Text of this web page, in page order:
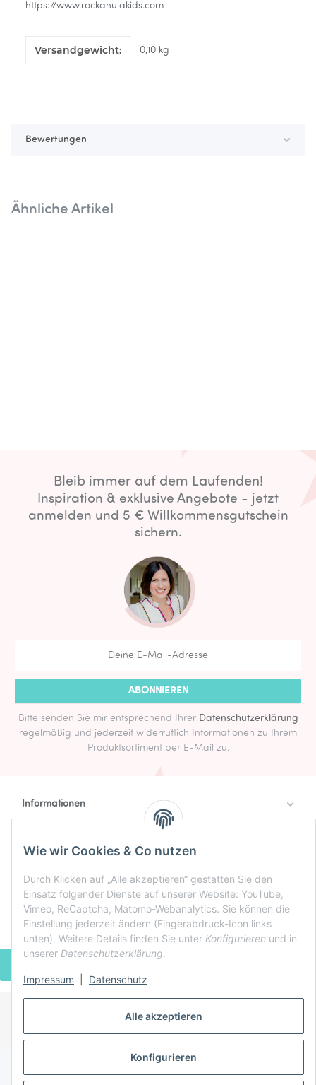
Alle akzeptieren
Konfigurieren
Wie wir Cookies & Co nutzen
Durch Klicken auf „Alle akzeptieren“ gestatten Sie den
Einsatz folgender Dienste auf unserer Website: YouTube,
Vimeo, ReCaptcha, Matomo-Webanalytics. Sie können die
Einstellung jederzeit ändern (Fingerabdruck-Icon links
unten). Weitere Details finden Sie unter Konfigurieren und in
unserer Datenschutzerklärung.
Impressum Datenschutz
https://www.rockahulakids.com
Produkteigenschaft
Wert
Versandgewicht: 0,10 kg
Bewertungen
Ähnliche Artikel
Bleib immer auf dem Laufenden!
Inspiration & exklusive Angebote - jetzt
anmelden und 5 € Willkommensgutschein
sichern.
ABONNIEREN
Bitte senden Sie mir entsprechend Ihrer Datenschutzerklärung
regelmäßig und jederzeit widerruflich Informationen zu Ihrem
Produktsortiment per E-Mail zu.
Informationen
Zahlung & Versand
* Alle Preise inkl. gesetzlicher USt., zzgl.
Powered byJTL-Shop